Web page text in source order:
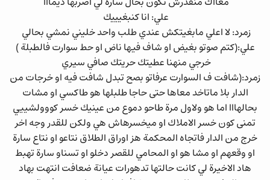
علي: انا كنبغيييك
زمرد: لا اعلي مابغيتكش عندي طلب واحد خليني نمشي بحالي
علي:(كتم صوتو بغيض او شاف فيها ناض او حط سوارت فالطبلة )
خرجي منهنا عطيتك حريتك صافي سيري
زمرد:(شافت ف السوارت عرفاتو بصح تبدل شافت فيه او خرجات من
الدار بلا ماتاخد معاها حتى حاجا طلبلها هو طاكسي او مشات
بحالهااا اما هو ولاول مرة طاحو دموع من عينيك خسر كووولشييي
تمنى كون خسر الاملاك او ميخسرهاش هي ولكن للقدر وجه اخر
خرج من الدار فاتجاه المحكمة هز اوراق الطلاق نتاعو او نتاع سارة
او وقعهم او مشا هو او المحامي للقصر دخلو او تسناو سارة تهبط
هاد الاخيرة لي كانت حالتها تدهورات عيانة ضعافت انتهت بهاد